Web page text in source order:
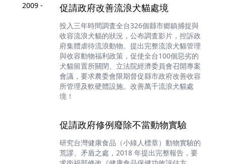
2009 - 促請政府改善流浪犬貓處境
投入三年時間調査全台326個縣市郷鎮捕捉與
收容流浪犬貓的狀況，公布調査影片，控訴政
府集體虐待流浪動物。提出完整流浪犬貓管理
與收容動物福利政策，促使全台100個惡劣的
犬貓留置所關閉、立法院經濟委員會召開專案
會議，要求農委會限期督促縣市政府改善收容
所管理及軟硬體設施。改善萬千流浪犬貓處
境！
促請政府修例廢除不當動物實驗
研究台灣健康食品（小綠人標章）動物實驗的
荒謬、矛盾之處，2018 年提出完整報告，要